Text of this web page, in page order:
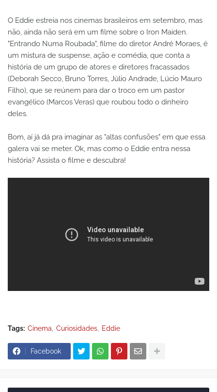
O Eddie estreia nos cinemas brasileiros em setembro, mas
não, ainda não será em um filme sobre o Iron Maiden.
"Entrando Numa Roubada", filme do diretor André Moraes, é
um mistura de suspense, ação e comédia, que conta a
história de um grupo de atores e diretores fracassados
(Deborah Secco, Bruno Torres, Júlio Andrade, Lúcio Mauro
Filho), que se reúnem para dar o troco em um pastor
evangélico (Marcos Veras) que roubou todo o dinheiro
deles.
Bom, aí já dá pra imaginar as "altas confusões" em que essa
galera vai se meter. Ok, mas como o Eddie entra nessa
história? Assista o filme e descubra!
Tags: Cinema Curiosidades Eddie
Facebook